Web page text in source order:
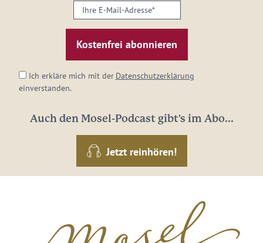
Ihre
E-
Mail-
Adresse:
Ich erkläre mich mit der Datenschutzerklärung
einverstanden.
Auch den Mosel-Podcast gibt's im Abo...
Jetzt reinhören!